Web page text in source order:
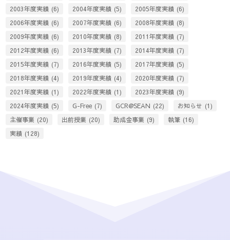
2003年度実績 (6) 2004年度実績 (5) 2005年度実績 (6)
2006年度実績 (6) 2007年度実績 (6) 2008年度実績 (8)
2009年度実績 (6) 2010年度実績 (8) 2011年度実績 (7)
2012年度実績 (6) 2013年度実績 (7) 2014年度実績 (7)
2015年度実績 (7) 2016年度実績 (5) 2017年度実績 (5)
2018年度実績 (4) 2019年度実績 (4) 2020年度実績 (7)
2021年度実績 (1) 2022年度実績 (1) 2023年度実績 (9)
2024年度実績 (5) G-Free (7) GCR@SEAN (22) お知らせ (1)
主催事業 (20) 出前授業 (20) 助成金事業 (9) 執筆 (16)
実績 (128)